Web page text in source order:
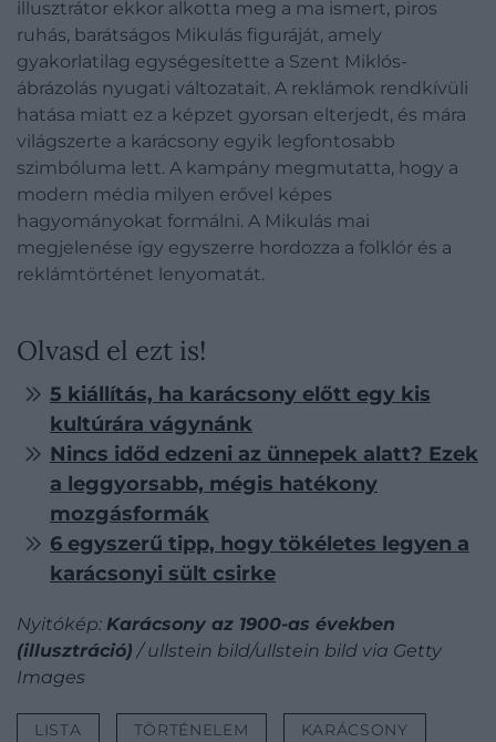
illusztrátor ekkor alkotta meg a ma ismert, piros
ruhás, barátságos Mikulás figuráját, amely
gyakorlatilag egységesítette a Szent Miklós-
ábrázolás nyugati változatait. A reklámok rendkívüli
hatása miatt ez a képzet gyorsan elterjedt, és mára
világszerte a karácsony egyik legfontosabb
szimbóluma lett. A kampány megmutatta, hogy a
modern média milyen erővel képes
hagyományokat formálni. A Mikulás mai
megjelenése így egyszerre hordozza a folklór és a
reklámtörténet lenyomatát.
Olvasd el ezt is!
5 kiállítás, ha karácsony előtt egy kis
kultúrára vágynánk
Nincs időd edzeni az ünnepek alatt? Ezek
a leggyorsabb, mégis hatékony
mozgásformák
6 egyszerű tipp, hogy tökéletes legyen a
karácsonyi sült csirke
Nyitókép: Karácsony az 1900-as években
(illusztráció) / ullstein bild/ullstein bild via Getty
Images
LISTA TÖRTÉNELEM KARÁCSONY